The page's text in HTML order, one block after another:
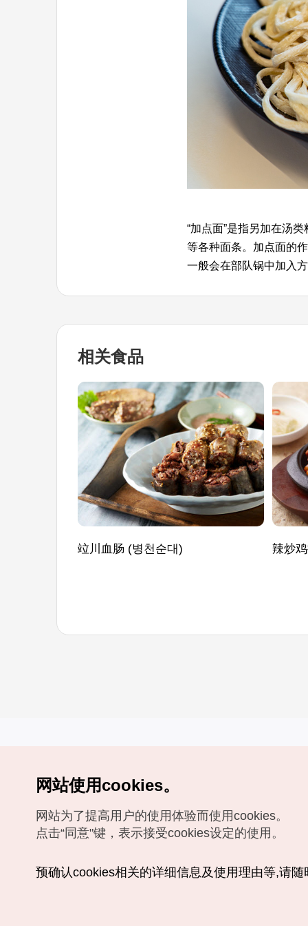
“加点面”是指另加在汤
等各种面条。加点面的
一般会在部队锅中加入
相关食品
竝川血肠 (병천순대) 辣炒
如有相关疑问或建议，欢迎来信。VISITKOREA官方邮箱
chnsim@knto.or.kr
网站使用cookies。
网站为了提高用户的使用体验而使用cookies。
点击“同意"键，表示接受cookies设定的使用。
预确认cookies相关的详细信息及使用理由等,请